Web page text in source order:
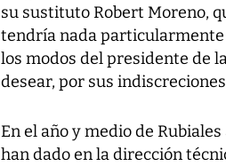
su sustituto Robert Moreno,
tendría nada particularmente
los modos del presidente de
desear, por sus
En el año y medio de
han dado en la dirección